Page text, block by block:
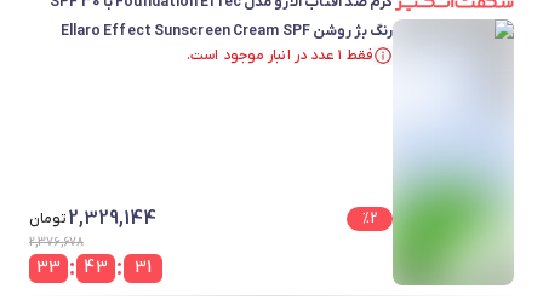
رنگ بژ روشن Ellaro Effect Sunscreen Cream SPF
30Light Beige
فقط ۱ عدد در انبار موجود است.
%2
2,329,144تومان
2,376,678
31
:
43
:
33